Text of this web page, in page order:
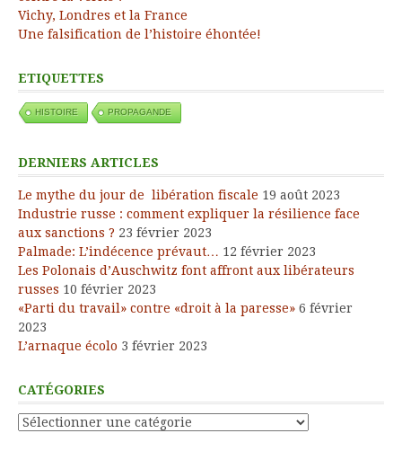
Vichy, Londres et la France
Une falsification de l’histoire éhontée!
ETIQUETTES
HISTOIRE PROPAGANDE
DERNIERS ARTICLES
Le mythe du jour de libération fiscale 19 août 2023
Industrie russe : comment expliquer la résilience face
aux sanctions ? 23 février 2023
Palmade: L’indécence prévaut… 12 février 2023
Les Polonais d’Auschwitz font affront aux libérateurs
russes 10 février 2023
«Parti du travail» contre «droit à la paresse» 6 février
2023
L’arnaque écolo 3 février 2023
CATÉGORIES
Catégories